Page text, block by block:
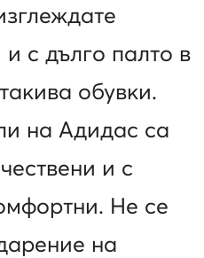
с дълго палто в
обувки.
на Адидас са
и с
Не се
на